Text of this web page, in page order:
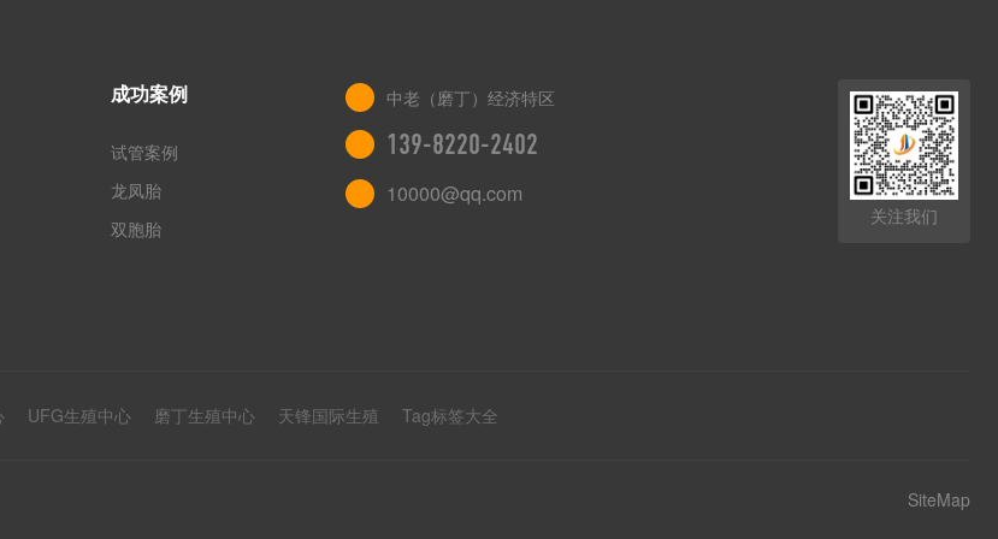
成功案例
试管案例
龙凤胎
双胞胎
中老（磨丁）经济特区
139-8220-2402
10000@qq.com
关注我们
UFG生殖中心 磨丁生殖中心 天锋国际生殖 Tag标签大全
SiteMap